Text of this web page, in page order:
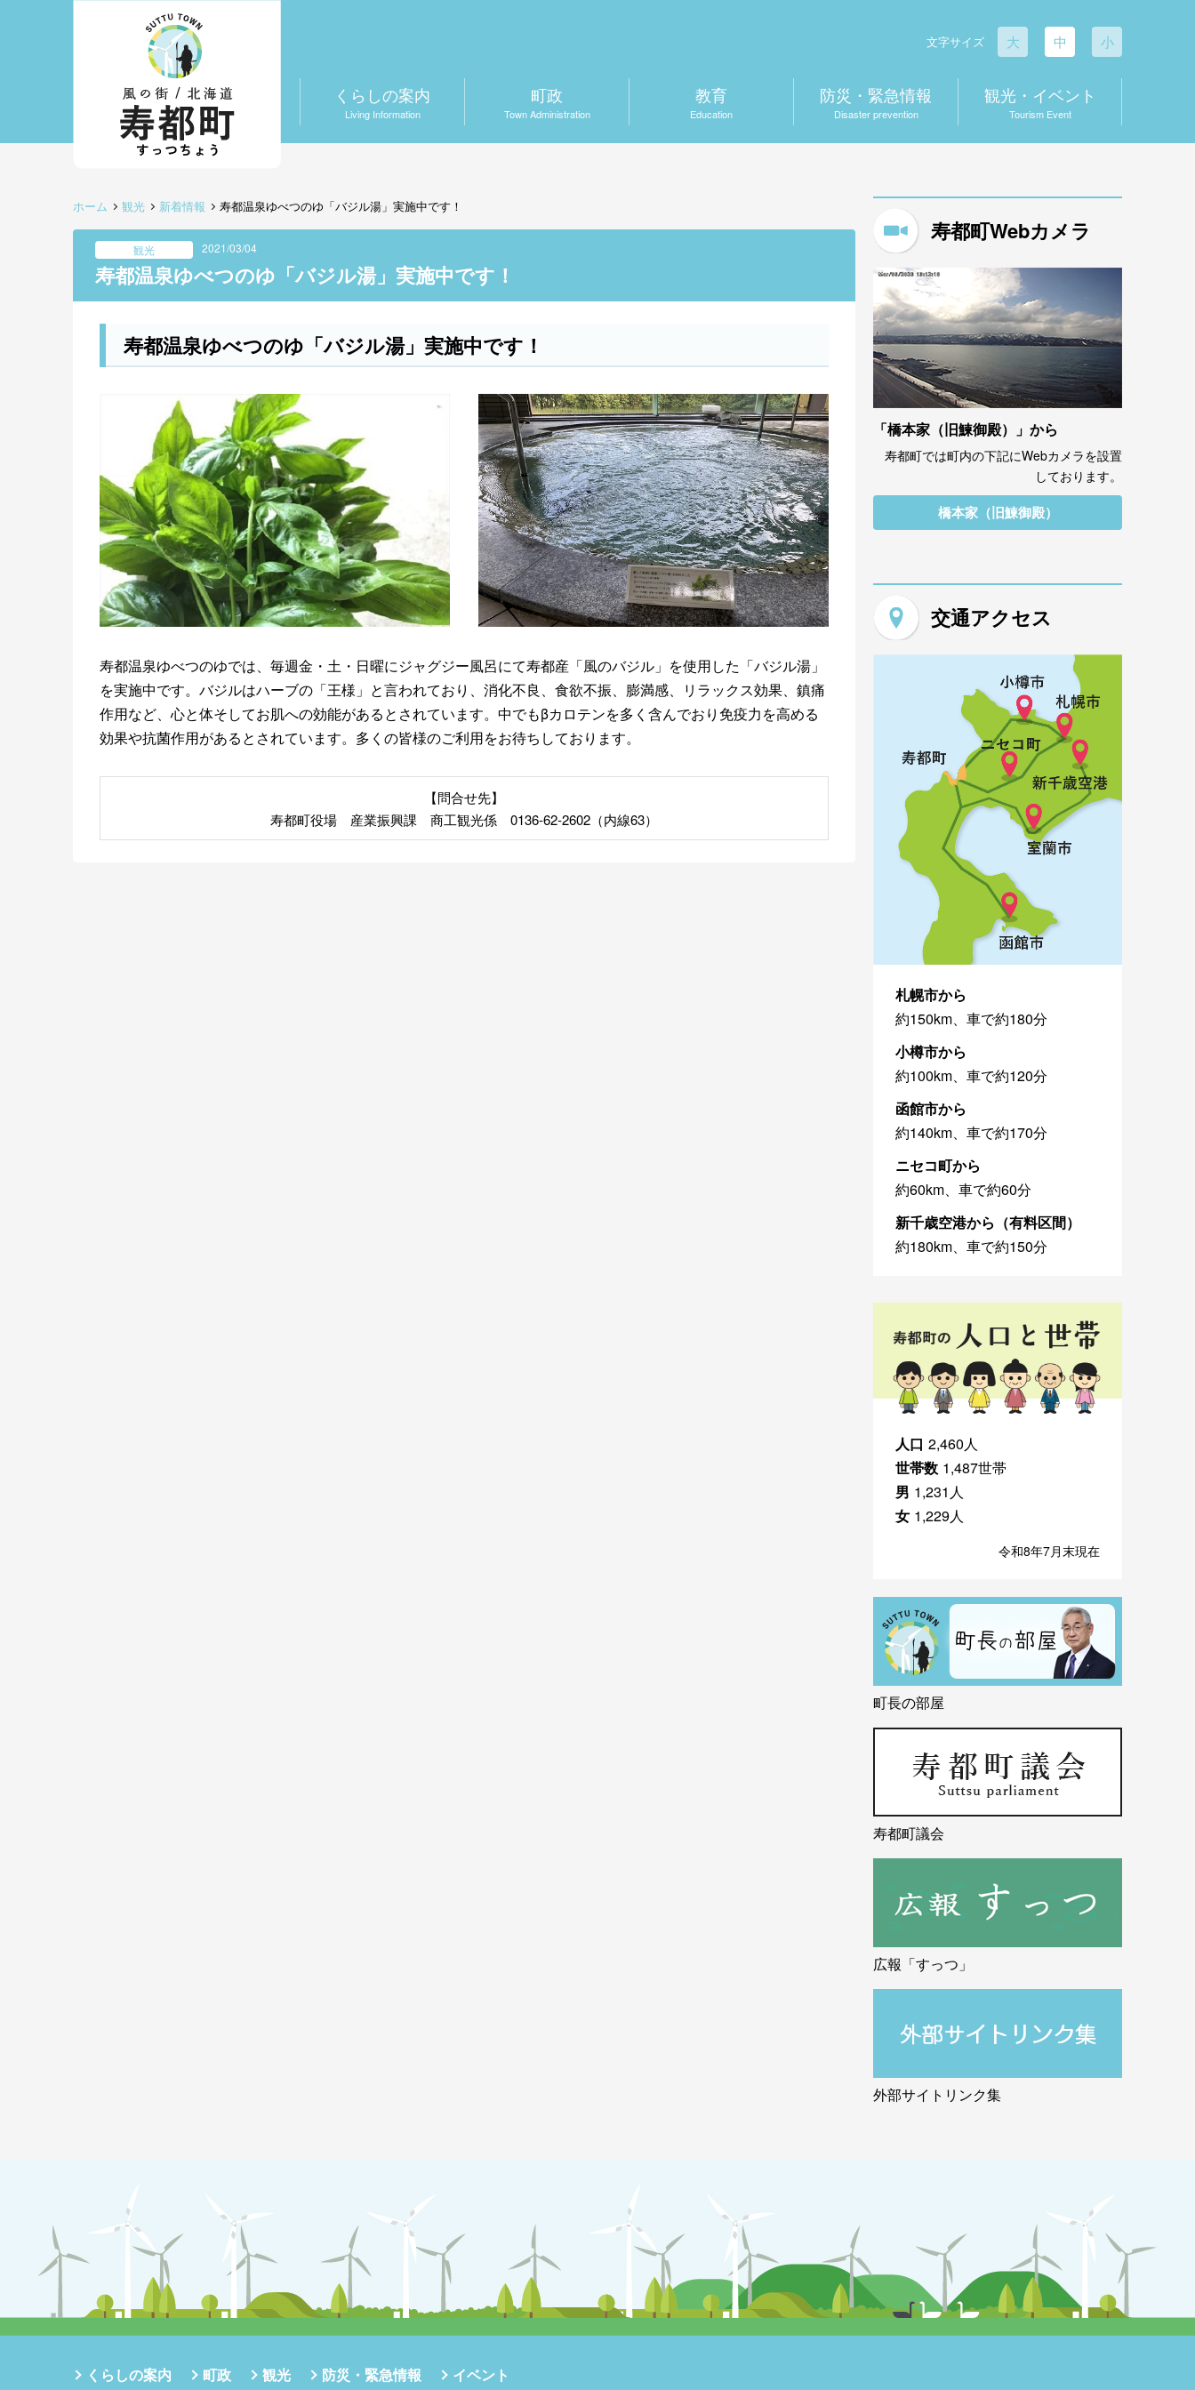
くらしの案内
Living Information
町政
Town Administration
教育
Education
防災・緊急情報
Disaster prevention
観光・イベント
Tourism Event
文字サイズ 大 中 小
ホーム 観光 新着情報 寿都温泉ゆべつのゆ「バジル湯」実施中です！
観光 2021/03/04
寿都温泉ゆべつのゆ「バジル湯」実施中です！
寿都温泉ゆべつのゆ「バジル湯」実施中です！
寿都温泉ゆべつのゆでは、毎週金・土・日曜にジャグジー風呂にて寿都産「風のバジル」を使用した「バジル湯」
を実施中です。バジルはハーブの「王様」と言われており、消化不良、食欲不振、膨満感、リラックス効果、鎮痛
作用など、心と体そしてお肌への効能があるとされています。中でもβカロテンを多く含んでおり免疫力を高める
効果や抗菌作用があるとされています。多くの皆様のご利用をお待ちしております。
【問合せ先】
寿都町役場 産業振興課 商工観光係 0136-62-2602（内線63）
寿都町Webカメラ
「橋本家（旧鰊御殿）」から
寿都町では町内の下記にWebカメラを設置
しております。
橋本家（旧鰊御殿）
交通アクセス
札幌市から
約150km、車で約180分
小樽市から
約100km、車で約120分
函館市から
約140km、車で約170分
ニセコ町から
約60km、車で約60分
新千歳空港から（有料区間）
約180km、車で約150分
人口 2,460人
世帯数 1,487世帯
男 1,231人
女 1,229人
令和8年7月末現在
町長の部屋
寿都町議会
広報「すっつ」
外部サイトリンク集
くらしの案内 町政 観光 防災・緊急情報 イベント